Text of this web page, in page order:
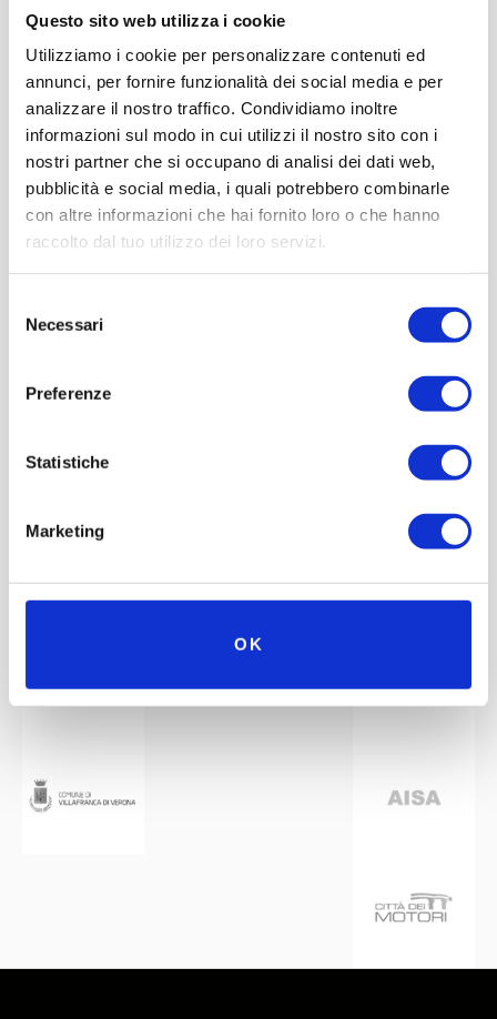
Questo sito web utilizza i cookie
Utilizziamo i cookie per personalizzare contenuti ed
annunci, per fornire funzionalità dei social media e per
analizzare il nostro traffico. Condividiamo inoltre
informazioni sul modo in cui utilizzi il nostro sito con i
nostri partner che si occupano di analisi dei dati web,
pubblicità e social media, i quali potrebbero combinarle
con altre informazioni che hai fornito loro o che hanno
raccolto dal tuo utilizzo dei loro servizi.
delNecessari
Preferenze
Statistiche
Marketing
OK